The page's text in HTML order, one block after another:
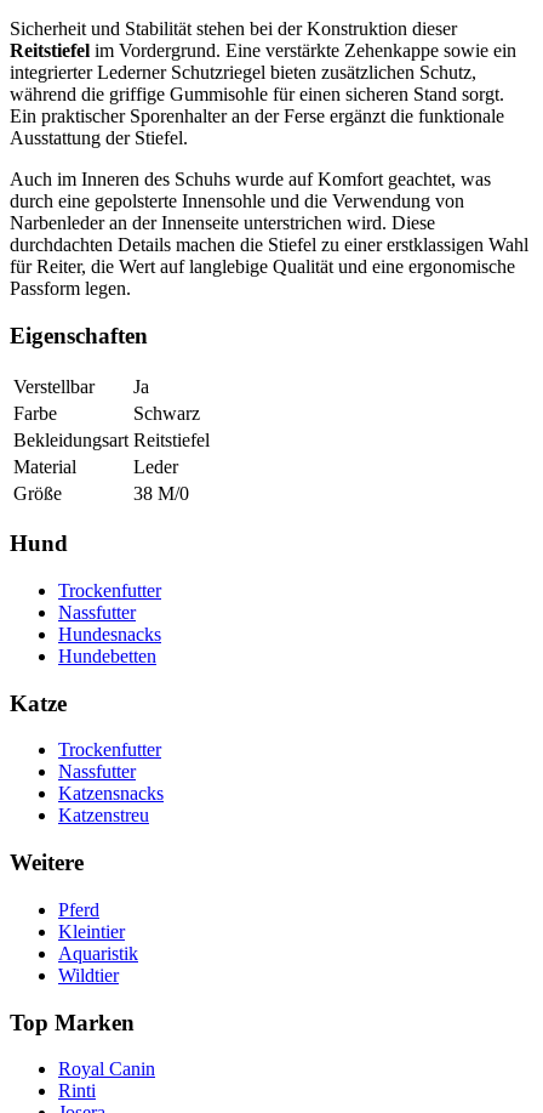
Sicherheit und Stabilität stehen bei der Konstruktion dieser
Reitstiefel im Vordergrund. Eine verstärkte Zehenkappe sowie ein
integrierter Lederner Schutzriegel bieten zusätzlichen Schutz,
während die griffige Gummisohle für einen sicheren Stand sorgt.
Ein praktischer Sporenhalter an der Ferse ergänzt die funktionale
Ausstattung der Stiefel.
Auch im Inneren des Schuhs wurde auf Komfort geachtet, was
durch eine gepolsterte Innensohle und die Verwendung von
Narbenleder an der Innenseite unterstrichen wird. Diese
durchdachten Details machen die Stiefel zu einer erstklassigen Wahl
für Reiter, die Wert auf langlebige Qualität und eine ergonomische
Passform legen.
Eigenschaften
Verstellbar
Ja
Farbe
Schwarz
Bekleidungsart Reitstiefel
Material
Leder
Größe
38 M/0
Hund
Trockenfutter
Nassfutter
Hundesnacks
Hundebetten
Katze
Trockenfutter
Nassfutter
Katzensnacks
Katzenstreu
Weitere
Pferd
Kleintier
Aquaristik
Wildtier
Top Marken
Royal Canin
Rinti